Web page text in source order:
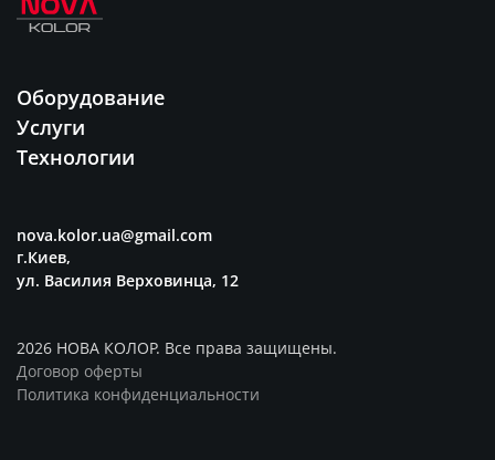
Оборудование
Услуги
Технологии
nova.kolor.ua@gmail.com
г.Киев,
ул. Василия Верховинца, 12
2026 НОВА КОЛОР. Все права защищены.
Договор оферты
Политика конфиденциальности